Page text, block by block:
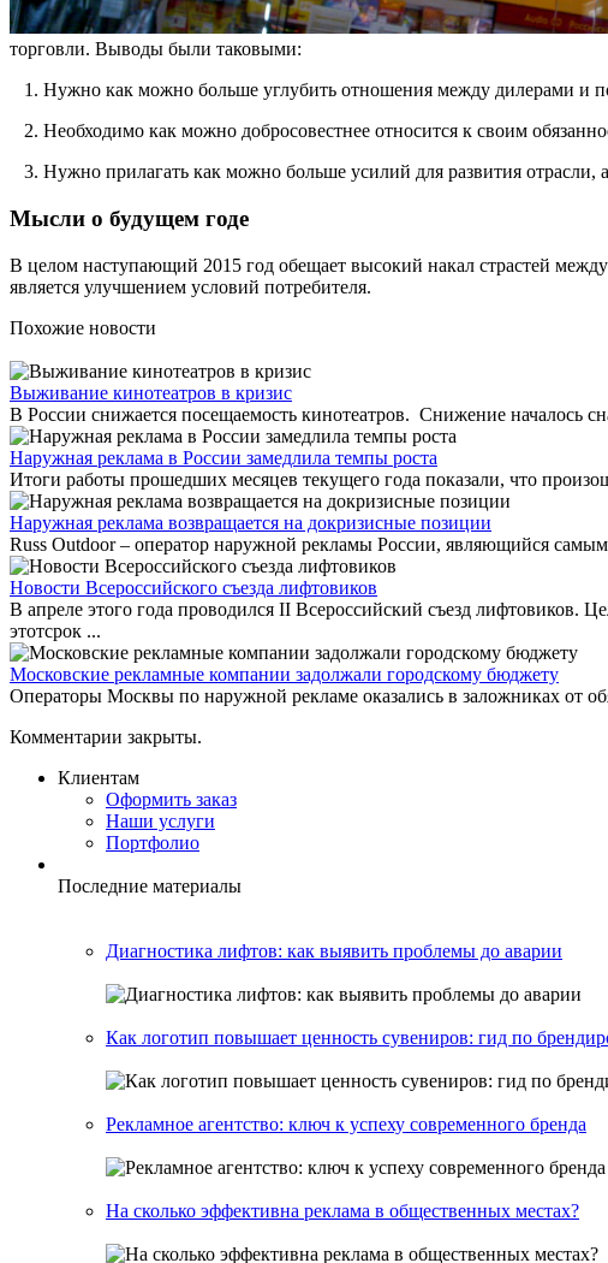
торговли. Выводы были таковыми:
1. Нужно как можно больше углубить отношения между дилерами и
2. Необходимо как можно добросовестнее относится к своим
3. Нужно прилагать как можно больше усилий для развития отрасли,
Мысли о будущем годе
В целом наступающий 2015 год обещает высокий накал страстей
является улучшением условий потребителя.
Похожие новости
Выживание кинотеатров в кризис
В России снижается посещаемость кинотеатров. Снижение началось
Наружная реклама в России замедлила темпы роста
Итоги работы прошедших месяцев текущего года показали, что
Наружная реклама возвращается на докризисные позиции
Russ Outdoor – оператор наружной рекламы России, являющийся
Новости Всероссийского съезда лифтовиков
В апреле этого года проводился II Всероссийский съезд лифтовиков.
этотсрок ...
Московские рекламные компании задолжали городскому бюджету
Операторы Москвы по наружной рекламе оказались в заложниках от
Комментарии закрыты.
Клиентам
Оформить заказ
Наши услуги
Портфолио
Последние материалы
Диагностика лифтов: как выявить проблемы до аварии
Как логотип повышает ценность сувениров: гид по
Рекламное агентство: ключ к успеху современного бренда
На сколько эффективна реклама в общественных местах?